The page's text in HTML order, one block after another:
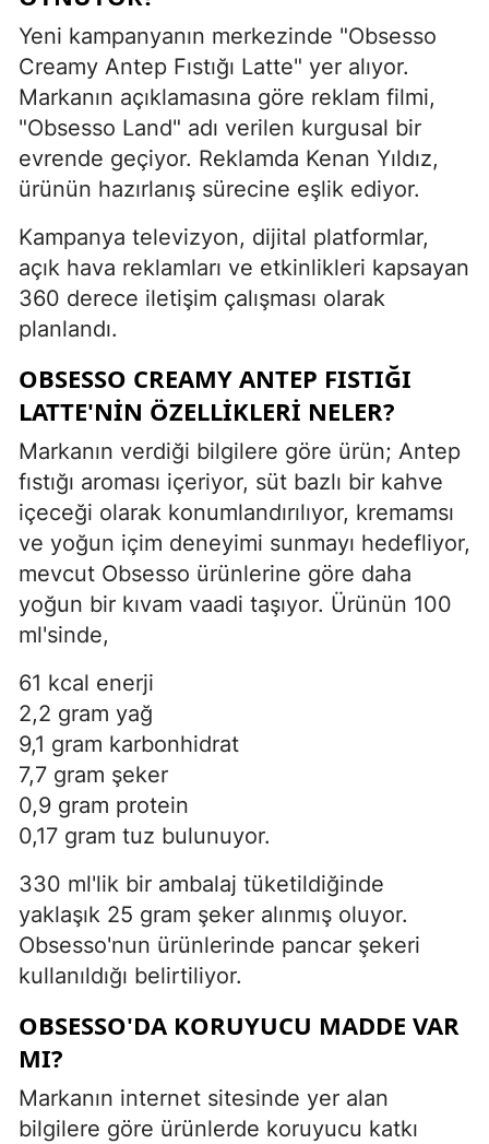
Yeni kampanyanın merkezinde "Obsesso
Creamy Antep Fıstığı Latte" yer alıyor.
Markanın açıklamasına göre reklam filmi,
"Obsesso Land" adı verilen kurgusal bir
evrende geçiyor. Reklamda Kenan Yıldız,
ürünün hazırlanış sürecine eşlik ediyor.
Kampanya televizyon, dijital platformlar,
açık hava reklamları ve etkinlikleri kapsayan
360 derece iletişim çalışması olarak
planlandı.
OBSESSO CREAMY ANTEP FISTIĞI
LATTE'NIN ÖZELLIKLERI NELER?
Markanın verdiği bilgilere göre ürün; Antep
fıstığı aroması içeriyor, süt bazlı bir kahve
içeceği olarak konumlandırılıyor, kremamsı
ve yoğun içim deneyimi sunmayı hedefliyor,
mevcut Obsesso ürünlerine göre daha
yoğun bir kıvam vaadi taşıyor. Ürünün 100
ml'sinde,
61 kcal enerji
2,2 gram yağ
9,1 gram karbonhidrat
7,7 gram şeker
0,9 gram protein
0,17 gram tuz bulunuyor.
330 ml'lik bir ambalaj tüketildiğinde
yaklaşık 25 gram şeker alınmış oluyor.
Obsesso'nun ürünlerinde pancar şekeri
kullanıldığı belirtiliyor.
OBSESSO'DA KORUYUCU MADDE VAR
MI?
Markanın internet sitesinde yer alan
bilgilere göre ürünlerde koruyucu katkı